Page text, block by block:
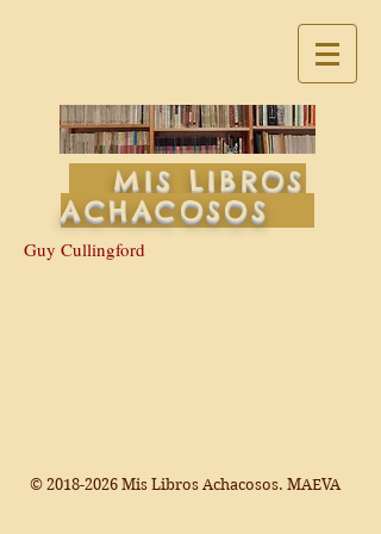
MIS LIBROS
ACHACOSOS
Guy Cullingford
© 2018-2026 Mis Libros Achacosos. MAEVA